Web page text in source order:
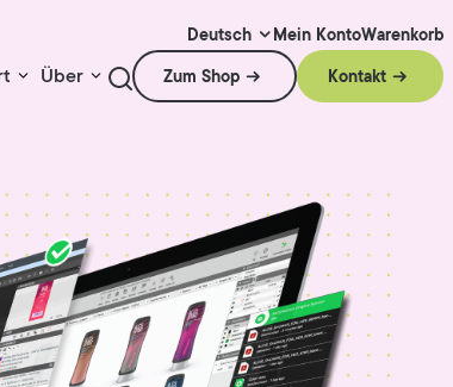
Deutsch Mein KontoWarenkorb
Über Zum Shop Kontakt